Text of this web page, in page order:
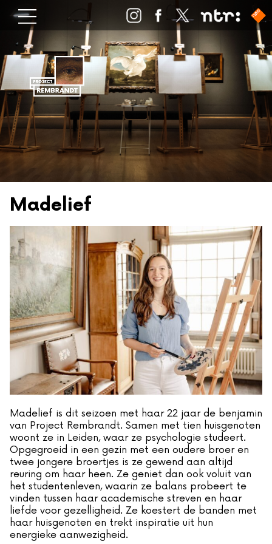
Madelief
Madelief is dit seizoen met haar 22 jaar de benjamin
van Project Rembrandt. Samen met tien huisgenoten
woont ze in Leiden, waar ze psychologie studeert.
Opgegroeid in een gezin met een oudere broer en
twee jongere broertjes is ze gewend aan altijd
reuring om haar heen. Ze geniet dan ook voluit van
het studentenleven, waarin ze balans probeert te
vinden tussen haar academische streven en haar
liefde voor gezelligheid. Ze koestert de banden met
haar huisgenoten en trekt inspiratie uit hun
energieke aanwezigheid.